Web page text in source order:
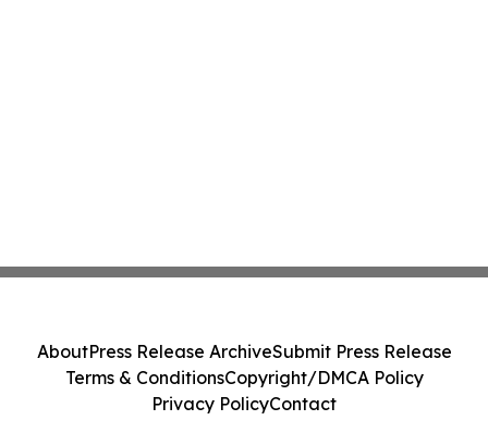
AboutPress Release ArchiveSubmit Press Release
Terms & ConditionsCopyright/DMCA Policy
Privacy PolicyContact